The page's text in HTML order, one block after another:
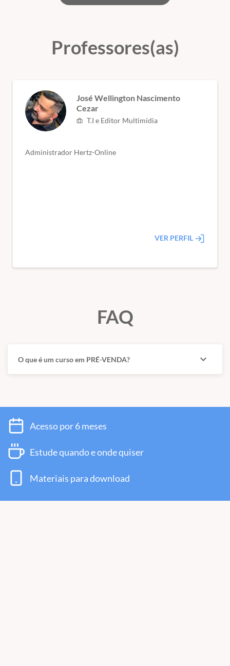
Professores(as)
José Wellington Nascimento
Cezar
T.I e Editor Multimídia
Administrador Hertz-Online
VER PERFIL
FAQ
O que é um curso em PRÉ-VENDA? expand_more
Acesso por 6 meses
Estude quando e onde quiser
Materiais para download